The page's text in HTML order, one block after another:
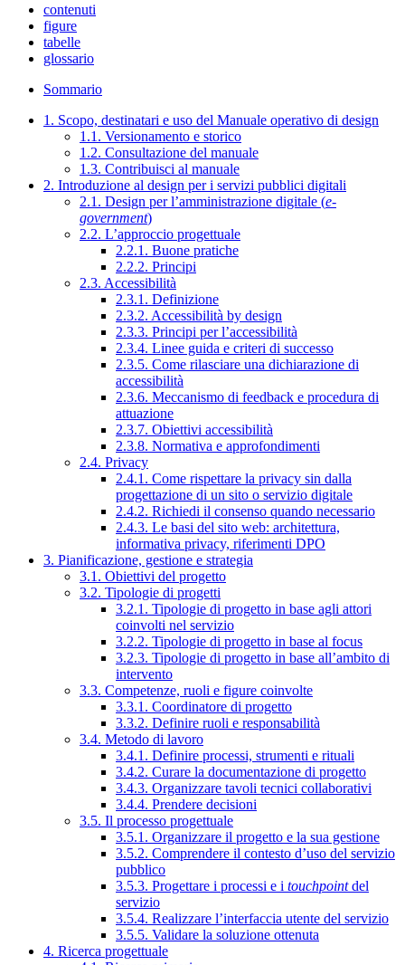
contenuti
figure
tabelle
glossario
Sommario
1. Scopo, destinatari e uso del Manuale operativo di design
1.1. Versionamento e storico
1.2. Consultazione del manuale
1.3. Contribuisci al manuale
2. Introduzione al design per i servizi pubblici digitali
2.1. Design per l’amministrazione digitale (e-
government)
2.2. L’approccio progettuale
2.2.1. Buone pratiche
2.2.2. Principi
2.3. Accessibilità
2.3.1. Definizione
2.3.2. Accessibilità by design
2.3.3. Principi per l’accessibilità
2.3.4. Linee guida e criteri di successo
2.3.5. Come rilasciare una dichiarazione di
accessibilità
2.3.6. Meccanismo di feedback e procedura di
attuazione
2.3.7. Obiettivi accessibilità
2.3.8. Normativa e approfondimenti
2.4. Privacy
2.4.1. Come rispettare la privacy sin dalla
progettazione di un sito o servizio digitale
2.4.2. Richiedi il consenso quando necessario
2.4.3. Le basi del sito web: architettura,
informativa privacy, riferimenti DPO
3. Pianificazione, gestione e strategia
3.1. Obiettivi del progetto
3.2. Tipologie di progetti
3.2.1. Tipologie di progetto in base agli attori
coinvolti nel servizio
3.2.2. Tipologie di progetto in base al focus
3.2.3. Tipologie di progetto in base all’ambito di
intervento
3.3. Competenze, ruoli e figure coinvolte
3.3.1. Coordinatore di progetto
3.3.2. Definire ruoli e responsabilità
3.4. Metodo di lavoro
3.4.1. Definire processi, strumenti e rituali
3.4.2. Curare la documentazione di progetto
3.4.3. Organizzare tavoli tecnici collaborativi
3.4.4. Prendere decisioni
3.5. Il processo progettuale
3.5.1. Organizzare il progetto e la sua gestione
3.5.2. Comprendere il contesto d’uso del servizio
pubblico
3.5.3. Progettare i processi e i touchpointdel
servizio
3.5.4. Realizzare l’interfaccia utente del servizio
3.5.5. Validare la soluzione ottenuta
4. Ricerca progettuale